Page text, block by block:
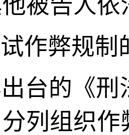
作弊规制
台的《刑
列组织